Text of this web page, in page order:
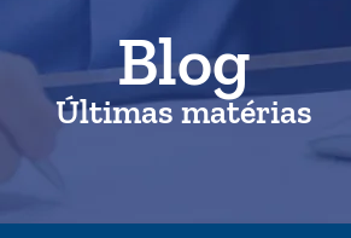
Blog
Últimas matérias